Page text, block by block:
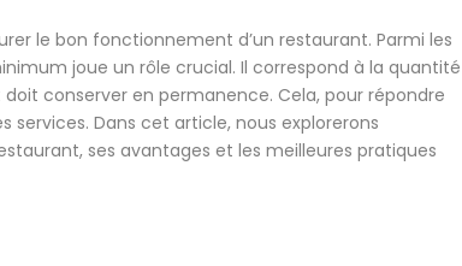
le bon fonctionnement d’un restaurant. Parmi les
joue un rôle crucial. Il correspond à la quantité
conserver en permanence. Cela, pour répondre
Dans cet article, nous explorerons
ses avantages et les meilleures pratiques